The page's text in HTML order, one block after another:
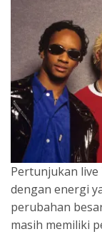
Pertunjukan
dengan energi
perubahan
masih memiliki